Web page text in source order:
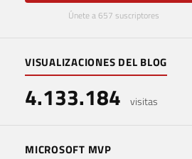
Únete a 657 suscriptores
VISUALIZACIONES DEL BLOG
4.133.184 visitas
MICROSOFT MVP